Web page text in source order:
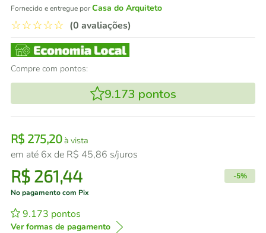
Fornecido e entregue porCasa do Arquiteto
☆☆☆☆☆ (0 avaliações)
Compre com pontos:
9.173 pontos
R$ 275,20à vista
em até 6x de R$ 45,86 s/juros
R$ 261,44 -5%
No pagamento com Pix
9.173 pontos
Ver formas de pagamento